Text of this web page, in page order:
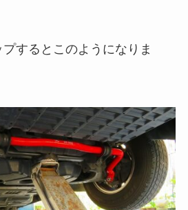
するとこのようになりま